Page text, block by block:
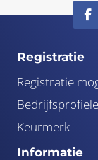
Registratie
Registratie
Keurmerk
Informatie